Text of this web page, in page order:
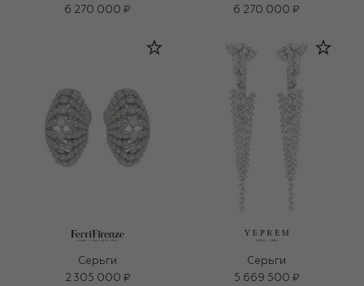
6 270 000 ₽
6 270 000 ₽
Серьги
2 305 000 ₽
Серьги
5 669 500 ₽